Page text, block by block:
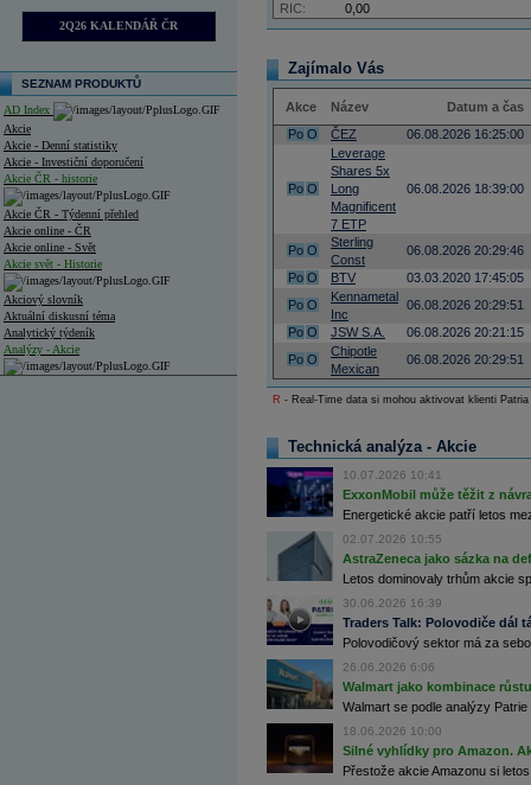
2Q26 KALENDÁŘ ČR
SEZNAM PRODUKTŮ
AD Index
Akcie
Akcie - Denní statistiky
Akcie - Investiční doporučení
Akcie ČR - historie
Akcie ČR - Týdenní přehled
Akcie online - ČR
Akcie online - Svět
Akcie svět - Historie
Akciový slovník
Aktuální diskusní téma
Analytický týdeník
Analýzy - Akcie
RIC: 0,00
Zajímalo Vás
Akce Název
Datum a čas
Po O ČEZ 06.08.2026 16:25:00
Po O
Leverage
Shares 5x
Long
Magnificent
7 ETP
06.08.2026 18:39:00
Po O
Sterling
Const
06.08.2026 20:29:46
Po O BTV
03.03.2020 17:45:05
Po O
Kennametal
Inc
06.08.2026 20:29:51
Po O JSW S.A.
06.08.2026 20:21:15
Po O
Chipotle
Mexican
06.08.2026 20:29:51
R - Real-Time data si mohou aktivovat klienti
Technická analýza - Akcie
10.07.2026 10:41
ExxonMobil může těžit z
Energetické akcie patří letos
02.07.2026 10:55
AstraZeneca jako sázka na
Letos dominovaly trhům akcie
30.06.2026 16:39
Traders Talk: Polovodiče dál
Polovodičový sektor má za
26.06.2026 6:06
Walmart jako kombinace
Walmart se podle analýzy
18.06.2026 10:00
Silné vyhlídky pro Amazon.
Přestože akcie Amazonu si